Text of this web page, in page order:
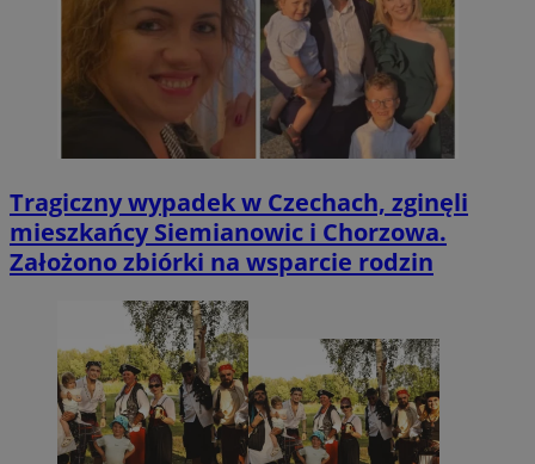
Tragiczny wypadek w Czechach, zginęli
mieszkańcy Siemianowic i Chorzowa.
Założono zbiórki na wsparcie rodzin